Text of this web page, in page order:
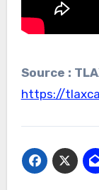
Source :
https://